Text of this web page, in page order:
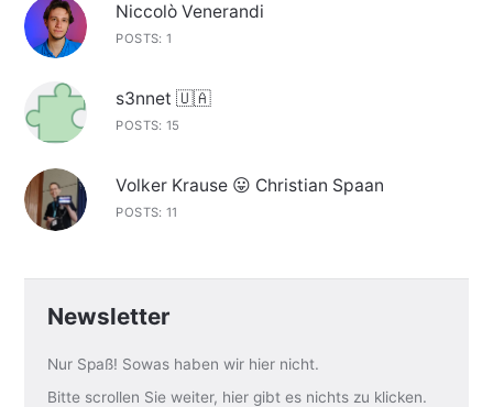
Niccolò Venerandi
POSTS: 1
s3nnet 🇺🇦
POSTS: 15
Volker Krause 😛 Christian Spaan
POSTS: 11
Newsletter
Nur Spaß! Sowas haben wir hier nicht.
Bitte scrollen Sie weiter, hier gibt es nichts zu klicken.